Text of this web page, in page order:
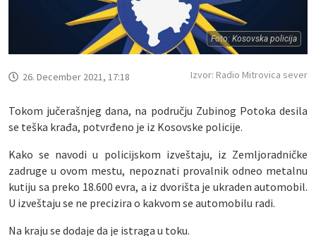
Foto: Kosovska policija
26. December 2021, 17:18 Izvor: Radio Mitrovica sever
Tokom jučerašnjeg dana, na području Zubinog Potoka desila
se teška krađa, potvrđeno je iz Kosovske policije.
Kako se navodi u policijskom izveštaju, iz Zemljoradničke
zadruge u ovom mestu, nepoznati provalnik odneo metalnu
kutiju sa preko 18.600 evra, a iz dvorišta je ukraden automobil.
U izveštaju se ne precizira o kakvom se automobilu radi.
Na kraju se dodaje da je istraga u toku.